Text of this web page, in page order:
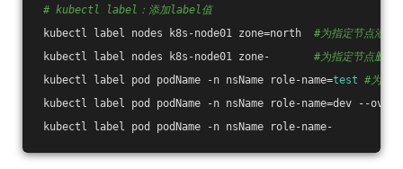
# kubectl label：添加label值
kubectl label nodes k8s-node01 zone=north #为指定节点添加
kubectl label nodes k8s-node01 zone- #为指定节点删除
kubectl label pod podName -n nsName role-name=test #为指
kubectl label pod podName -n nsName role-name=dev --
kubectl label pod podName -n nsName role-name-